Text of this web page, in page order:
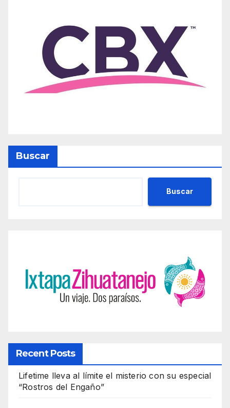
Buscar
Buscar
Recent Posts
Lifetime lleva al límite el misterio con su especial
“Rostros del Engaño”